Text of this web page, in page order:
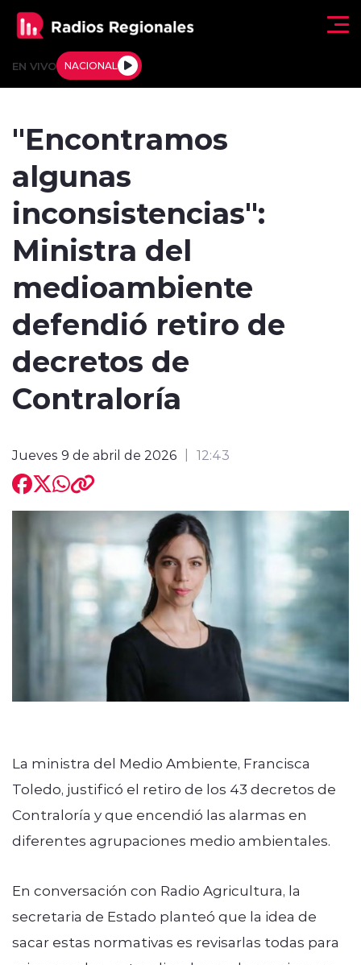
EN VIVO NACIONAL
Tendencias
Deportes
Internacional
Regiones al Aire
Entrevistas
"Encontramos
algunas
inconsistencias":
Ministra del
medioambiente
defendió retiro de
decretos de
Contraloría
Jueves 9 de abril de 2026 12:43
La ministra del Medio Ambiente, Francisca
Toledo, justificó el retiro de los 43 decretos de
Contraloría y que encendió las alarmas en
diferentes agrupaciones medio ambientales.
En conversación con Radio Agricultura, la
secretaria de Estado planteó que la idea de
sacar estas normativas es revisarlas todas para